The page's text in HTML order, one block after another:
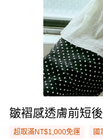
皺褶感透膚前短
超取滿NT$1,000免運 國